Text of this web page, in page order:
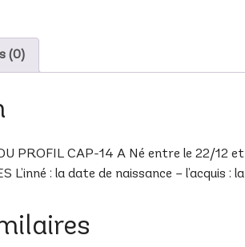
(0)
PROFIL CAP-14 A Né entre le 22/12
L’inné : la date de naissance – l’acquis :